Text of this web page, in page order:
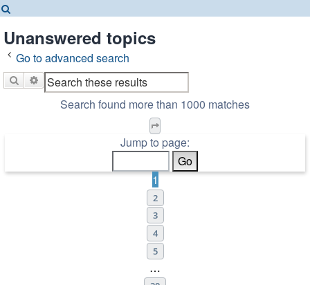
Unanswered topics
Go to advanced search
SearchAdvanced search
Search found more than 1000 matches
Page
Jump to page:
1
2
3
4
5
…